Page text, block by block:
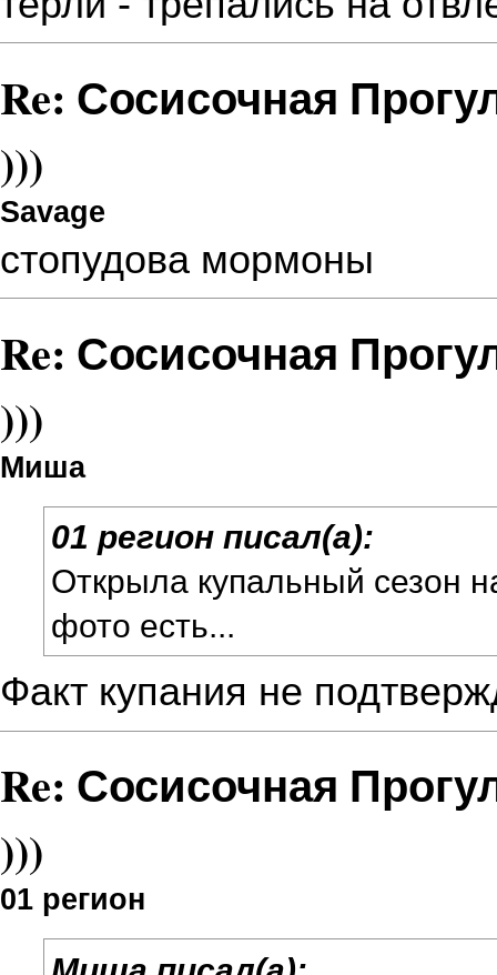
Re: Сосисочная
)))
Savage
стопудова мормоны
Re: Сосисочная
)))
Миша
01 регион писал(а):
Открыла купальный сезон
фото есть...
Факт купания не
Re: Сосисочная
)))
01 регион